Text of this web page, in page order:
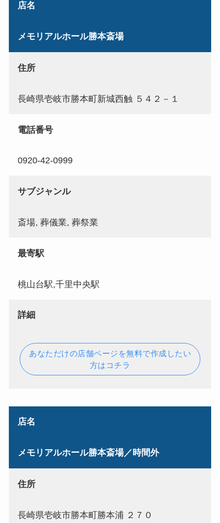
店名
メモリアルホール勝本斎場
住所
長崎県壱岐市勝本町新城西触 ５４２－１
電話番号
0920-42-0999
サブジャンル
斎場, 葬儀業, 葬祭業
最寄駅
桃山台駅,千里中央駅
詳細
あなただけの店舗ページを無料で作成したい
方はコチラ
店名
メモリアルホール勝本斎場／時間外
住所
長崎県壱岐市勝本町勝本浦 ２７０